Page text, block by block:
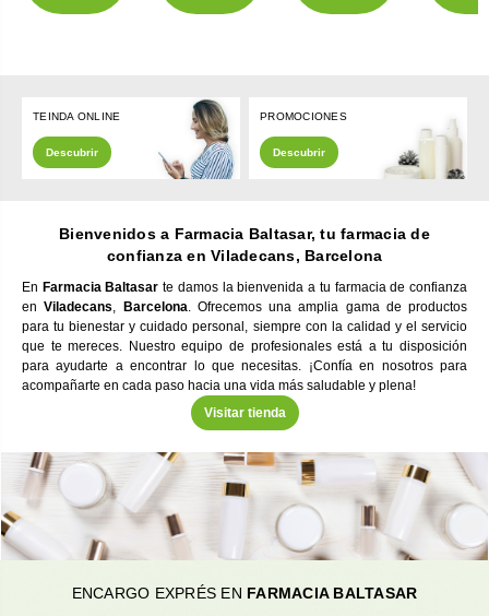
TEINDA ONLINE
Descubrir
PROMOCIONES
Descubrir
Bienvenidos a Farmacia Baltasar, tu farmacia de
confianzaen Viladecans, Barcelona
En Farmacia Baltasar te damos la bienvenida a tu farmacia de confianza
enViladecans Barcelona . Ofrecemos una amplia gama de productos
para tu bienestar y cuidado personal, siempre con la calidad y el servicio
que te mereces. Nuestro equipo de profesionales está a tu disposición
para ayudarte a encontrar lo que necesitas. ¡Confía en nosotros para
acompañarte en cada paso hacia una vida más saludable y plena!
Visitar tienda
ENCARGO EXPRÉS EN FARMACIA BALTASAR